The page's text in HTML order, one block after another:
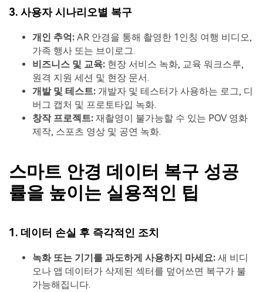
3. 사용자 시나리오별 복구
개인 추억: AR 안경을 통해 촬영한 1인칭 여행 비디오,
가족 행사 또는 브이로그.
비즈니스 및 교육: 현장 서비스 녹화, 교육 워크스루,
원격 지원 세션 및 현장 문서.
개발 및 테스트: 개발자 및 테스터가 사용하는 로그, 디
버그 캡처 및 프로토타입 녹화.
창작 프로젝트: 재촬영이 불가능할 수 있는 POV 영화
제작, 스포츠 영상 및 공연 녹화.
스마트 안경 데이터 복구 성공
률을 높이는 실용적인 팁
1. 데이터 손실 후 즉각적인 조치
녹화 또는 기기를 과도하게 사용하지 마세요: 새 비디
오나 앱 데이터가 삭제된 섹터를 덮어쓰면 복구가 불
가능해집니다.